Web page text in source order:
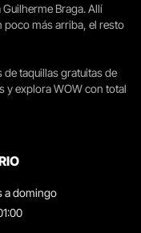
Guilherme Braga. Allí
poco más arriba, el resto
taquillas gratuitas de
y explora WOW con total
a domingo